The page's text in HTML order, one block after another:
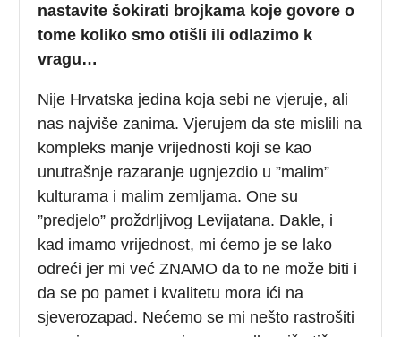
nastavite šokirati brojkama koje govore o
tome koliko smo otišli ili odlazimo k
vragu…
Nije Hrvatska jedina koja sebi ne vjeruje, ali
nas najviše zanima. Vjerujem da ste mislili na
kompleks manje vrijednosti koji se kao
unutrašnje razaranje ugnjezdio u ”malim”
kulturama i malim zemljama. One su
”predjelo” proždrljivog Levijatana. Dakle, i
kad imamo vrijednost, mi ćemo je se lako
odreći jer mi već ZNAMO da to ne može biti i
da se po pamet i kvalitetu mora ići na
sjeverozapad. Nećemo se mi nešto rastrošiti